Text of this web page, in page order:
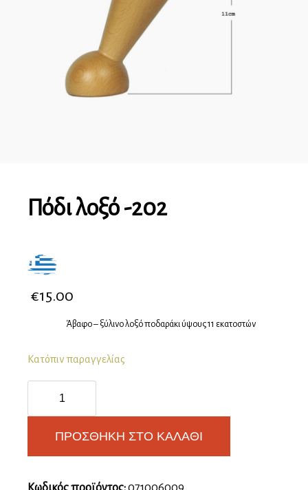
Πόδι λοξό -202
€15.00
Άβαφο – ξύλινο λοξό ποδαράκι ύψους 11 εκατοστών
Κατόπιν παραγγελίας
-202
ποσότηταΠΡΟΣΘΉΚΗ ΣΤΟ ΚΑΛΆΘΙ